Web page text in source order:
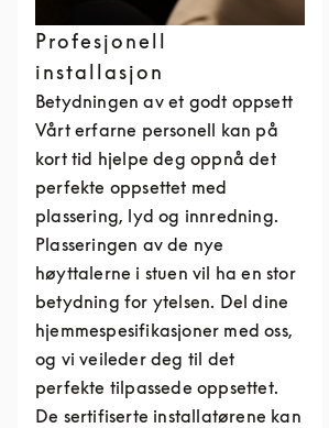
Profesjonell
installasjon
Betydningen av et godt oppsett
Vårt erfarne personell kan på
kort tid hjelpe deg oppnå det
perfekte oppsettet med
plassering, lyd og innredning.
Plasseringen av de nye
høyttalerne i stuen vil ha en stor
betydning for ytelsen. Del dine
hjemmespesifikasjoner med oss,
og vi veileder deg til det
perfekte tilpassede oppsettet.
De sertifiserte installatørene kan